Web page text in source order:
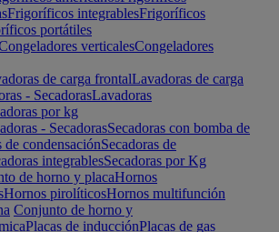
Frigoríficos integrablesFrigoríficos
portátiles
verticalesCongeladores
de carga frontalLavadoras de carga
- SecadorasLavadoras
por kg
- SecadorasSecadoras con bomba de
de condensaciónSecadoras de
integrablesSecadoras por Kg
de horno y placaHornos
Hornos pirolíticosHornos multifunción
Conjunto de horno y
Placas de inducciónPlacas de gas